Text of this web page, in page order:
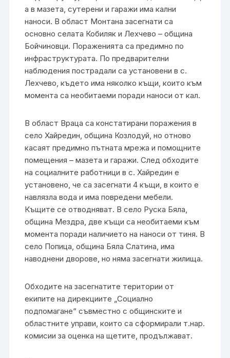
а в мазета, сутерени и гаражи има кални
наноси. В област Монтана засегнати са
основно селата Кобиляк и Лехчево – община
Бойчиновци. Пораженията са предимно по
инфраструктурата. По предварителни
наблюдения пострадали са установени в с.
Лехчево, където има няколко къщи, които към
момента са необитаеми поради наноси от кал.
В област Враца са констатирани поражения в
село Хайредин, община Козлодуй, но отново
касаят предимно пътната мрежа и помощните
помещения – мазета и гаражи. След обходите
на социалните работници в с. Хайредин е
установено, че са засегнати 4 къщи, в които е
навлязла вода и има повредени мебели.
Къщите се отводняват. В село Руска Бяла,
община Мездра, две къщи са необитаеми към
момента поради наличието на наноси от тиня. В
село Попица, община Бяла Слатина, има
наводнени дворове, но няма засегнати жилища.
Обходите на засегнатите територии от
екипите на дирекциите „Социално
подпомагане“ съвместно с общинските и
областните управи, които са сформирали т.нар.
комисии за оценка на щетите, продължават.